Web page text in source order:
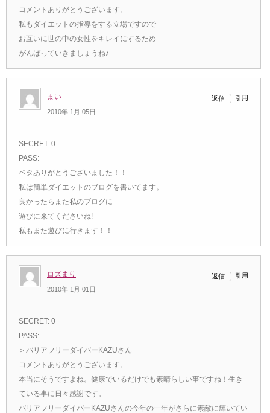
コメントありがとうございます。
私もダイエットの指導をする立場ですので
お互いに世の中の女性をキレイにするため
がんばっていきましょうね♪
まい
2010年 1月 05日
返信 引用
SECRET: 0
PASS:
ペタありがとうございました！！
私は簡単ダイエットのブログを書いてます。
良かったらまた私のブログに
遊びに来てくださいね!
私もまた遊びに行きます！！
ロズまり
2010年 1月 01日
返信 引用
SECRET: 0
PASS:
＞バリアフリーダイバーKAZUさん
コメントありがとうございます。
本当にそうですよね。健康でいるだけでも素晴らしい事ですね！生き
ている事に日々感謝です。
バリアフリーダイバーKAZUさんの今年の一年がさらに素敵に輝いてい